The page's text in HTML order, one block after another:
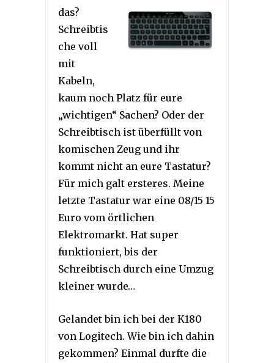
das?
Schreibtis
che voll
mit
Kabeln,
kaum noch Platz für eure
„wichtigen“ Sachen? Oder der
Schreibtisch ist überfüllt von
komischen Zeug und ihr
kommt nicht an eure Tastatur?
Für mich galt ersteres. Meine
letzte Tastatur war eine 08/15 15
Euro vom örtlichen
Elektromarkt. Hat super
funktioniert, bis der
Schreibtisch durch eine Umzug
kleiner wurde…
Gelandet bin ich bei der K180
von Logitech. Wie bin ich dahin
gekommen? Einmal durfte die